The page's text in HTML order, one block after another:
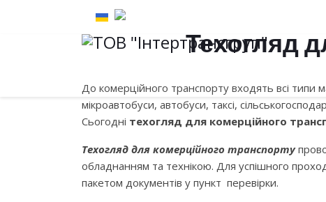
Техогляд
До комерційного транспорту входять всі типи
мікроавтобуси, автобуси, таксі,
Сьогодні техогляд для комерційного
Техогляд для комерційного транспорту
обладнанням та технікою. Для успішного
пакетом документів у пункт перевірки.